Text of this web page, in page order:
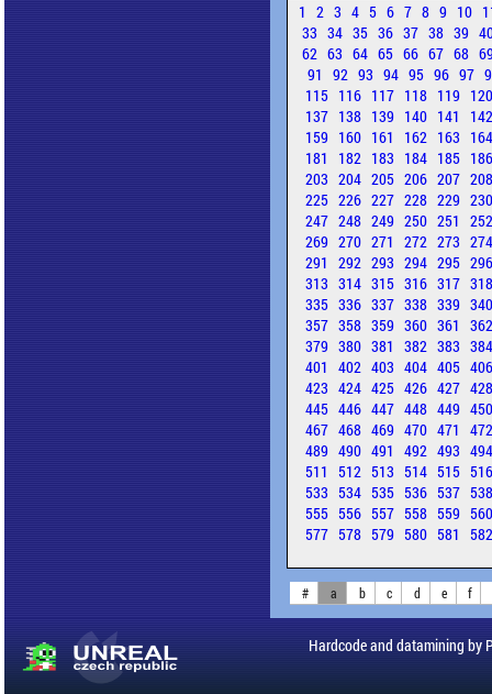
1 2 3 4 5 6 7 8 9 10
33 34 35 36 37 38 39
62 63 64 65 66 67 68
91 92 93 94 95 96 97
115 116 117 118 119
137 138 139 140 141
159 160 161 162 163
181
182 183 184 185
203 204 205 206 207
225 226 227 228 229
247 248 249 250 251
269 270 271 272 273
291 292 293 294 295
313 314 315 316 317
335 336 337 338 339
357 358 359 360 361
379 380 381 382 383
401 402 403 404 405
423 424 425 426 427
445 446 447 448 449
467 468 469 470 471
489 490 491 492 493
511 512 513 514 515
533 534 535 536 537
555 556 557 558 559
577 578 579 580 581
# a b c d e f
Hardcode and datamining by